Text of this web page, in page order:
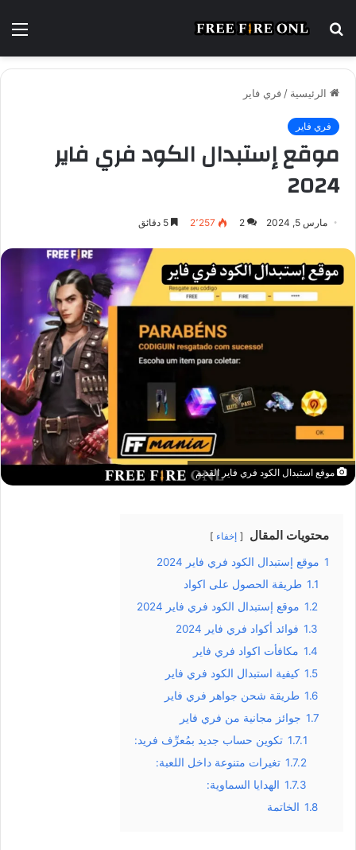
بحث
الرئيسية /فري فاير
فري فاير
موقع إستبدال الكود فري فاير
2024
مارس 5, 2024 2 2٬257
موقع استبدال الكود فري فاير القديم
محتويات المقال إخفاء
1 موقع إستبدال الكود فري فاير 2024
1.1 طريقة الحصول على اكواد
1.2 موقع إستبدال الكود فري فاير 2024
1.3 فوائد أكواد فري فاير 2024
1.4 مكافأت اكواد فري فاير
1.5 كيفية استبدال الكود فري فاير
1.6 طريقة شحن جواهر فري فاير
1.7 جوائز مجانية من فري فاير
1.7.1 تكوين حساب جديد بمُعرِّف فريد:
1.7.2 تغيرات متنوعة داخل اللعبة:
1.7.3 الهدايا السماوية:
1.8 الخاتمة